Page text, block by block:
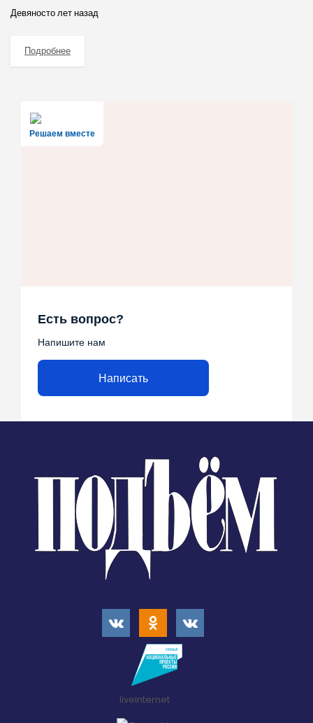
Девяносто лет назад
Подробнее
Решаем вместе
Есть вопрос?
Напишите нам
Написать
liveinternet